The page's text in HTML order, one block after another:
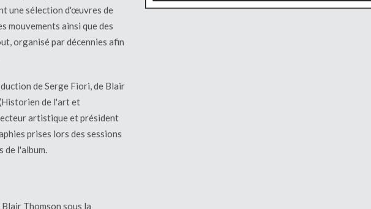
une sélection d'œuvres de
mouvements ainsi que des
organisé par décennies afin
de Serge Fiori, de Blair
(Historien de l'art et
artistique et président
prises lors des sessions
de l'album.
Thomson sous la